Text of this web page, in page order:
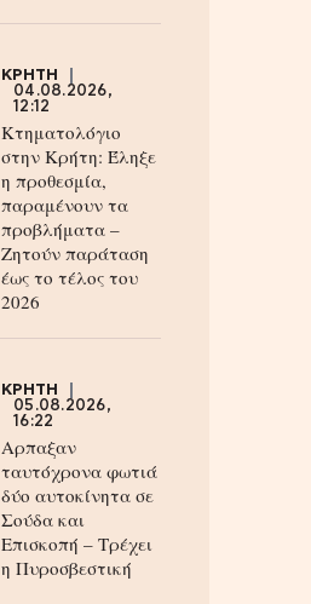
ΚΡΗΤΗ
04.08.2026,
12:12
Κτηματολόγιο
στην Κρήτη: Έληξε
η προθεσμία,
παραμένουν τα
προβλήματα –
Ζητούν παράταση
έως το τέλος του
2026
ΚΡΗΤΗ
05.08.2026,
16:22
Αρπαξαν
ταυτόχρονα φωτιά
δύο αυτοκίνητα σε
Σούδα και
Επισκοπή – Τρέχει
η Πυροσβεστική